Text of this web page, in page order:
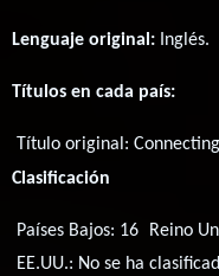
Lenguaje original: Inglés.
Títulos en cada país:
Título original:Connecting
Clasificación
Países Bajos: 16 Reino
EE.UU.: No se ha